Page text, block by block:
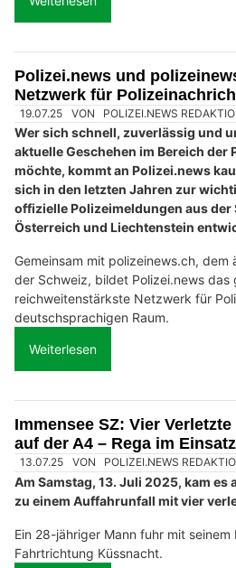
Polizei.news und
Netzwerk für
19.07.25 VON POLIZEI.NEWS
Wer sich schnell, zuverlässig und
aktuelle Geschehen im Bereich
möchte, kommt an Polizei.news
sich in den letzten Jahren zur
offizielle Polizeimeldungen aus der
Österreich und Liechtenstein
Gemeinsam mit polizeinews.ch,
der Schweiz, bildet Polizei.news das
reichweitenstärkste Netzwerk für
deutschsprachigen Raum.
Weiterlesen
Immensee SZ: Vier Verletzte
auf der A4 – Rega im Einsatz
13.07.25 VON POLIZEI.NEWS
Am Samstag, 13. Juli 2025, kam es
zu einem Auffahrunfall mit vier
Ein 28-jähriger Mann fuhr mit
Fahrtrichtung Küssnacht.